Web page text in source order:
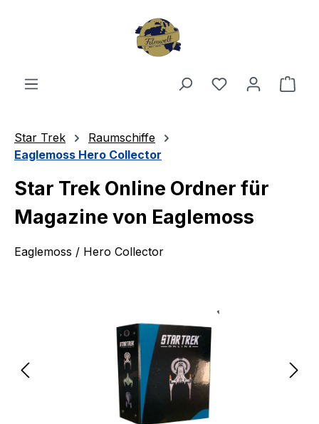
Du hast 0
Star Trek
Raumschiffe
Eaglemoss Hero Collector
Star Trek Online Ordner für
Magazine von Eaglemoss
Eaglemoss / Hero Collector